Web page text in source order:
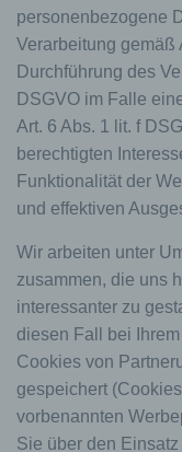
personenbezogene
Verarbeitung gemäß
Durchführung des
DSGVO im Falle
Art. 6 Abs. 1 lit. f
berechtigten
Funktionalität der
und effektiven
Wir arbeiten unter
zusammen, die uns
interessanter zu
diesen Fall bei
Cookies von
gespeichert
vorbenannten
Sie über den